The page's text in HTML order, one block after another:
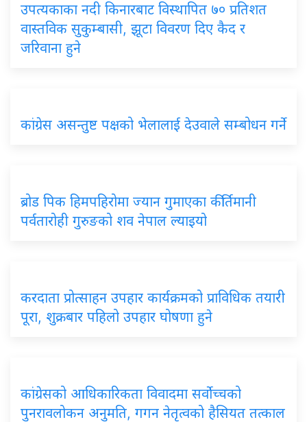
उपत्यकाका नदी किनारबाट विस्थापित ७० प्रतिशत
वास्तविक सुकुम्बासी, झूटा विवरण दिए कैद र
जरिवाना हुने
कांग्रेस असन्तुष्ट पक्षको भेलालाई देउवाले सम्बोधन गर्ने
ब्रोड पिक हिमपहिरोमा ज्यान गुमाएका कीर्तिमानी
पर्वतारोही गुरुङको शव नेपाल ल्याइयो
करदाता प्रोत्साहन उपहार कार्यक्रमको प्राविधिक तयारी
पूरा, शुक्रबार पहिलो उपहार घोषणा हुने
कांग्रेसको आधिकारिकता विवादमा सर्वोच्चको
पुनरावलोकन अनुमति, गगन नेतृत्वको हैसियत तत्काल